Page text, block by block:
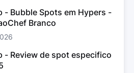
- Bubble Spots em Hypers -
Branco
- Review de spot especifico